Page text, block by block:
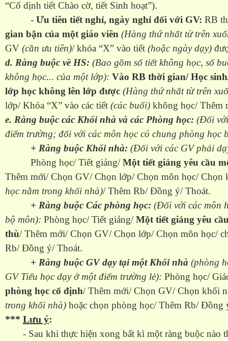
“Cố dịnh tiết Chào cờ, tiết Sinh hoạt”).
- Ưu tiên tiết nghỉ, ngày nghỉ đối với GV: RB
gian bận của một giáo viên (Hàng thứ nhất từ trên
GV (cần ưu tiên)/ khóa “X” vào tiết (hoặc ngày dạy)
d. Ràng buộc về HS: (Bao gồm số tiết không học, số
không học... của một lớp): Vào RB thời gian/ Học
lớp học không lên lớp được (Hàng thứ nhất từ trên
lớp/ Khóa “X” vào các tiết (các buổi) không học/ Thêm
e. Ràng buộc các Khối nhà và các Phòng học: (Đối
điểm trường; đối với các môn học có chung phòng học
+ Ràng buộc Khối nhà: (Đối với các GV phải
Phòng học/ Tiết giảng/Một tiết giảng yêu cầu
Thêm mới/ Chọn GV/ Chọn lớp/ Chọn môn học/ Chọn
học nằm trong khối nhà)/ Thêm Rb/ Đồng ý/ Thoát.
+ Ràng buộc Các phòng học: (Đối với các môn
bộ môn): Phòng học/ Tiết giảng/Một tiết giảng yêu
thù/ Thêm mới/ Chọn GV/ Chọn lớp/ Chọn môn học/
Rb/ Đồng ý/ Thoát.
+ Ràng buộc GV dạy tại một Khối nhà (phòng
GV Tiểu học dạy ở một điểm trường lẻ): Phòng học/
phòng học cố định/ Thêm mới/ Chọn GV/ Chọn khối
trong khối nhà) hoặc chọn phòng học/ Thêm Rb/ Đồng
*** Lưu ý:
- Sau khi thực hiện xong bất kì một ràng buộc nào